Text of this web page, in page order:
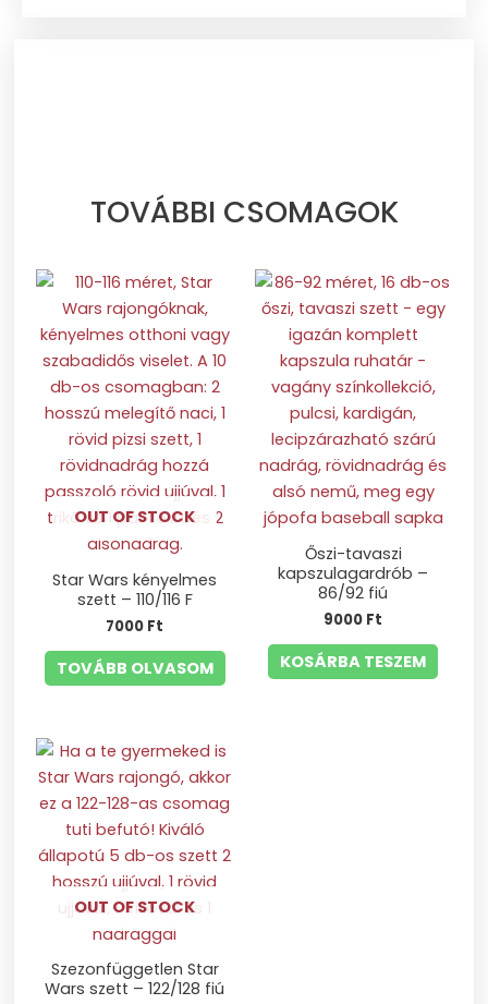
TOVÁBBI CSOMAGOK
OUT OF STOCK
Star Wars kényelmes
szett – 110/116 F
7000 Ft
TOVÁBB OLVASOM
Őszi-tavaszi
kapszulagardrób –
86/92 fiú
9000 Ft
KOSÁRBA TESZEM
OUT OF STOCK
Szezonfüggetlen Star
Wars szett – 122/128 fiú